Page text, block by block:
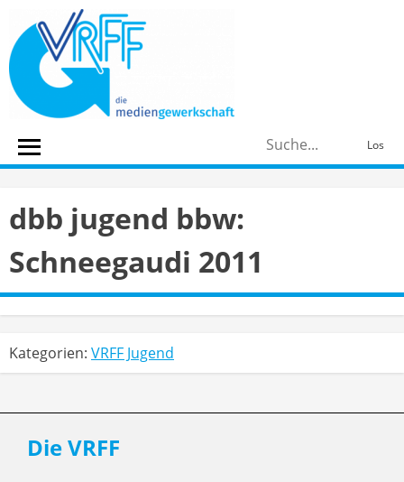
content
Los
dbb jugend bbw:
Schneegaudi 2011
Kategorien: VRFF Jugend
Die VRFF